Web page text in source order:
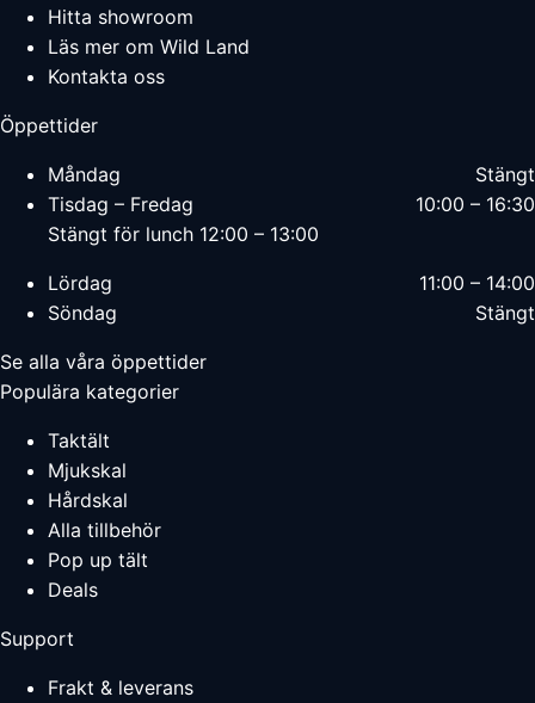
Hitta showroom
Läs mer om Wild Land
Kontakta oss
Öppettider
Måndag
Stängt
Tisdag – Fredag
10:00 – 16:30
Stängt för lunch 12:00 – 13:00
Lördag
11:00 – 14:00
Söndag
Stängt
Se alla våra öppettider
Populära kategorier
Taktält
Mjukskal
Hårdskal
Alla tillbehör
Pop up tält
Deals
Support
Frakt & leverans